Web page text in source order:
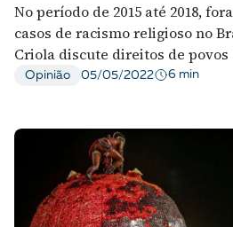
No período de 2015 até 2018,
casos de racismo religioso no
Criola discute direitos de
Opinião 05/05/2022 6 min